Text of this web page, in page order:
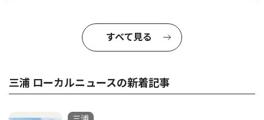
すべて見る
三浦 ローカルニュースの新着記事